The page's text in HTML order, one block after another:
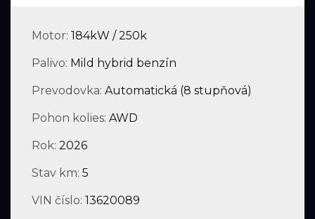
Motor: 184kW / 250k
Palivo: Mild hybrid benzín
Prevodovka: Automatická (8 stupňová)
Pohon kolies: AWD
Rok: 2026
Stav km: 5
VIN číslo: 13620089